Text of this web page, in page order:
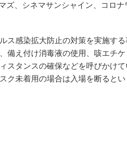
ズ、シネマサンシャイン、コロナ
ス感染拡大防止の対策を実施する
備え付け消毒液の使用、咳エチ
スタンスの確保などを呼びかけて
ク未着用の場合は入場を断るとい